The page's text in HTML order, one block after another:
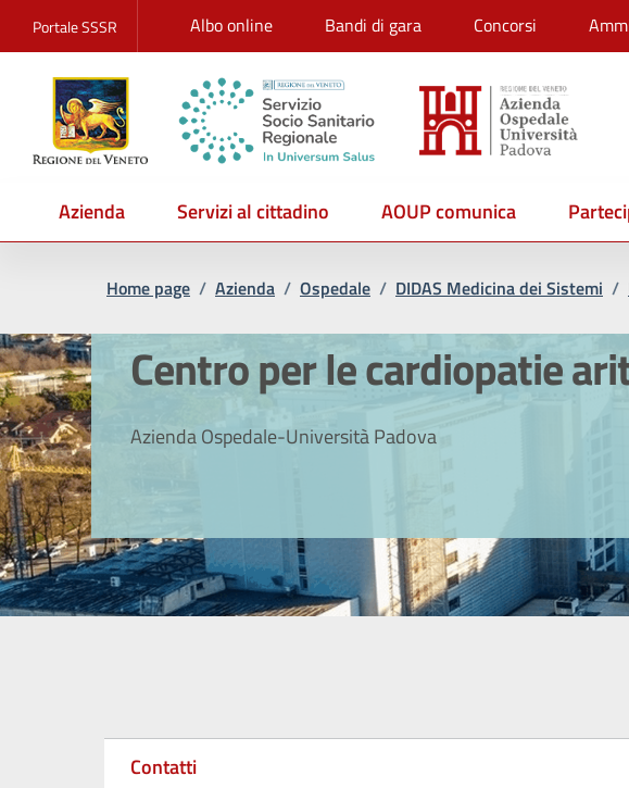
Portale SSSR Albo online Bandi di gara Concorsi
Azienda Servizi al cittadino AOUP comunica
Home page / Azienda / Ospedale / DIDAS Medicina dei Sistemi /
Centro per le cardiopatie
Azienda Ospedale-Università Padova
Contatti